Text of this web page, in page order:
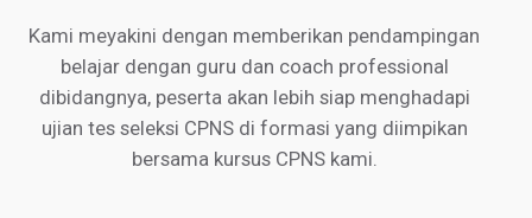
Kami meyakini dengan memberikan pendampingan
belajar dengan guru dan coach professional
dibidangnya, peserta akan lebih siap menghadapi
ujian tes seleksi CPNS di formasi yang diimpikan
bersama kursus CPNS kami.